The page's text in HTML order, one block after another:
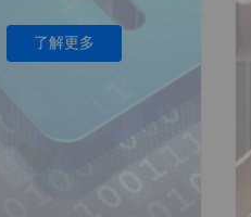
了解更多